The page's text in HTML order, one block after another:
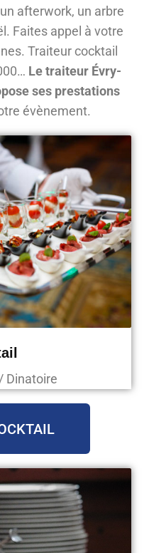
afterwork, un arbre
Faites appel à votre
Traiteur cocktail
Le traiteur Évry-
ses prestations
évènement.
Dinatoire